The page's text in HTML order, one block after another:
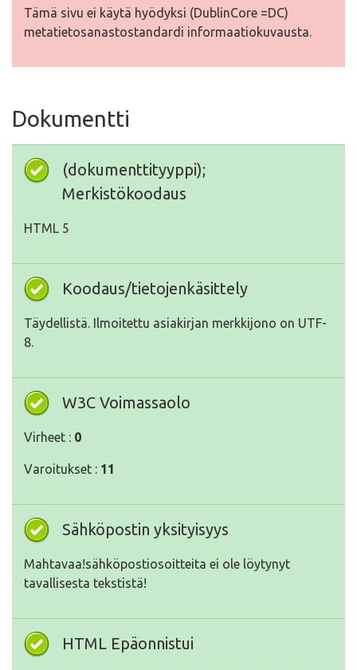
Tämä sivu ei käytä hyödyksi (DublinCore =DC)
metatietosanastostandardi informaatiokuvausta.
Dokumentti
(dokumenttityyppi);
Merkistökoodaus
HTML 5
Koodaus/tietojenkäsittely
Täydellistä. Ilmoitettu asiakirjan merkkijono on UTF-
8.
W3C Voimassaolo
Virheet : 0
Varoitukset : 11
Sähköpostin yksityisyys
Mahtavaa!sähköpostiosoitteita ei ole löytynyt
tavallisesta tekstistä!
HTML Epäonnistui